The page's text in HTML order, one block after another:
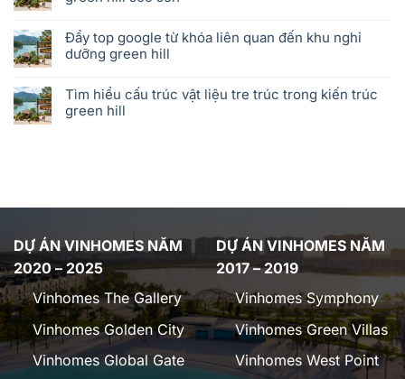
Đẩy top google từ khóa liên quan đến khu nghỉ
dưỡng green hill
Tìm hiểu cấu trúc vật liệu tre trúc trong kiến trúc
green hill
DỰ ÁN VINHOMES NĂM
2020 – 2025
Vinhomes The Gallery
Vinhomes Golden City
Vinhomes Global Gate
DỰ ÁN VINHOMES NĂM
2017 – 2019
Vinhomes Symphony
Vinhomes Green Villas
Vinhomes West Point